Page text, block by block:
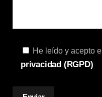
He leído y acepto el
privacidad (RGPD)